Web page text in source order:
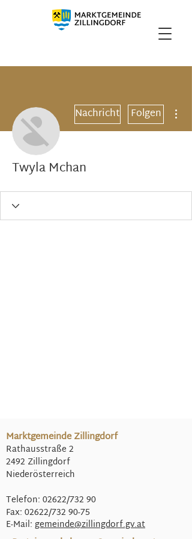
Nachricht Folgen
Twyla Mchan
Marktgemeinde Zillingdorf
Rathausstraße 2
2492 Zillingdorf
Niederösterreich
Telefon: 02622/732 90
Fax: 02622/732 90-75
E-Mail: gemeinde@zillingdorf.gv.at